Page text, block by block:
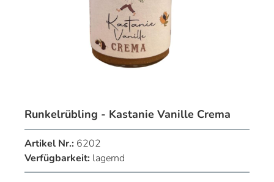
Runkelrübling - Kastanie Vanille Crema
Artikel Nr.: 6202
Verfügbarkeit: lagernd